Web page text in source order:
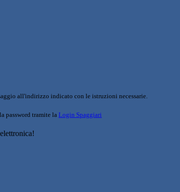
all'indirizzo indicato con le istruzioni necessarie.
password tramite la Login Spaggiari